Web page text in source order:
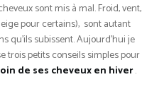
sont mis à mal. Froid, vent,
pour certains), sont autant
qu’ils subissent. Aujourd’hui je
trois petits conseils simples pour
de ses cheveux en hiver.